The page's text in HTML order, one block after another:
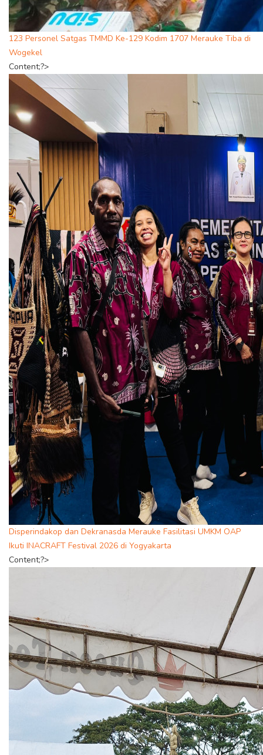
123 Personel Satgas TMMD Ke-129 Kodim 1707 Merauke Tiba di
Wogekel
Content;?>
Disperindakop dan Dekranasda Merauke Fasilitasi UMKM OAP
Ikuti INACRAFT Festival 2026 di Yogyakarta
Content;?>